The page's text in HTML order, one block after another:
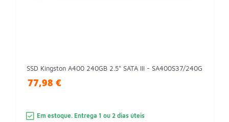
SSD Kingston A400 240GB 2.5" SATA III - SA400S37/240G
77,98 €
Em estoque. Entrega 1 ou 2 dias úteis